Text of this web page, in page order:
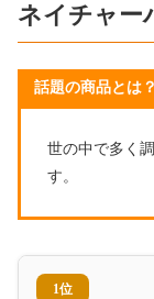
ネイチャー
話題の商品とは？
世の中で多く
す。
1位